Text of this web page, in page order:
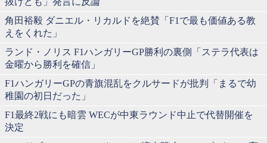
角田裕毅 ダニエル・リカルドを絶賛「F1で最も価値ある教
えをくれた」
ランド・ノリス F1ハンガリーGP勝利の裏側「ステラ代表は
金曜から勝利を確信」
F1ハンガリーGPの青旗混乱をクルサードが批判「まるで幼
稚園の初日だった」
F1最終2戦にも暗雲 WECが中東ラウンド中止で代替開催を
決定